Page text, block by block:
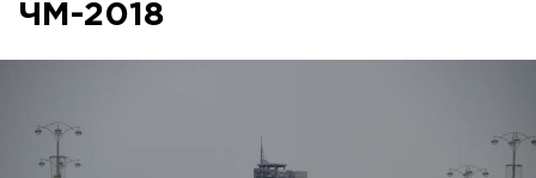
ЧМ-2018